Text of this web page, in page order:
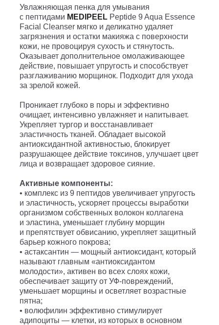
Увлажняющая пенка для умывания
с пептидами MEDIPEEL Peptide 9 Aqua Essence
Facial Cleanser мягко и деликатно удаляет
загрязнения и остатки макияжа с поверхности
кожи, не провоцируя сухость и стянутость.
Оказывает дополнительное омолаживающее
действие, повышает упругость и способствует
разглаживанию морщинок. Подходит для ухода
за зрелой кожей.
Проникает глубоко в поры и эффективно
очищает, интенсивно увлажняет и напитывает.
Укрепляет тургор и восстанавливает
эластичность тканей. Обладает высокой
антиоксидантной активностью, блокирует
разрушающее действие токсинов, улучшает цвет
лица и возвращает здоровое сияние.
Активные компоненты:
• комплекс из 9 пептидов увеличивает упругость
и эластичность, ускоряет процессы выработки
организмом собственных волокон коллагена
и эластина, уменьшает глубину морщин
и препятствует обвисанию, укрепляет защитный
барьер кожного покрова;
• астаксантин — мощный антиоксидант, который
называют главным «антиоксидантом
молодости», активен во всех слоях кожи,
обеспечивает защиту от УФ-повреждений,
уменьшает морщины и осветляет возрастные
пятна;
• волюфилин эффективно стимулирует
адипоциты — клетки, из которых в основном